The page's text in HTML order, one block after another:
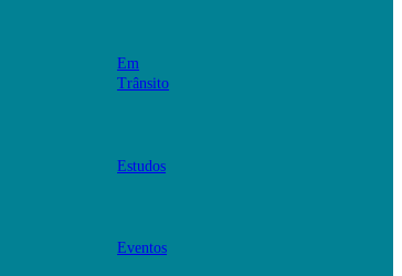
Em
Trânsito
Estudos
Eventos